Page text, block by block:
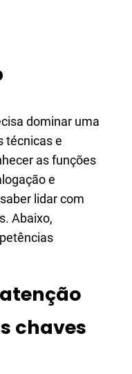
dominar uma
técnicas e
as funções
e
lidar com
Abaixo,
chaves